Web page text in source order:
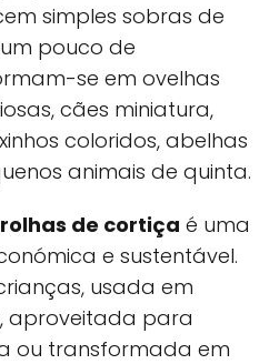
simples sobras de
pouco de
se em ovelhas
cães miniatura,
coloridos, abelhas
animais de quinta.
de cortiça é uma
e sustentável.
usada em
aproveitada para
ou transformada em